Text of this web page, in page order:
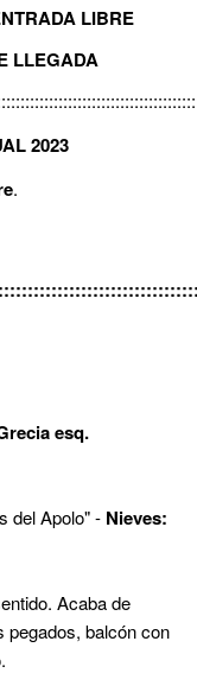
LIBRE
LLEGADA
2023
.
esq.
del Apolo" - Nieves:
Acaba de
pegados, balcón con